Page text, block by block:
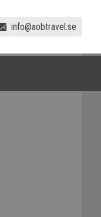
info@aobtravel.se